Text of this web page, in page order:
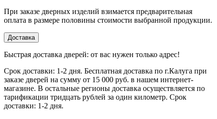
При заказе дверных изделий взимается предварительная
оплата в размере половины стоимости выбранной продукции.
Доставка
Быстрая доставка дверей: от вас нужен только адрес!
Срок доставки: 1-2 дня. Бесплатная доставка по г.Калуга при
заказе дверей на сумму от 15 000 руб. в нашем интернет-
магазине. В остальные регионы доставка осуществляется по
тарификации тридцать рублей за один километр. Срок
доставки: 1-2 дня.